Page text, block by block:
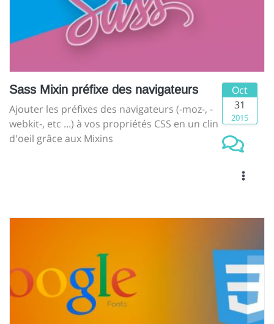
Sass Mixin préfixe des navigateurs
Ajouter les préfixes des navigateurs (-moz-, -
webkit-, etc ...) à vos propriétés CSS en un clin
d'oeil grâce aux Mixins
Oct
31
2015